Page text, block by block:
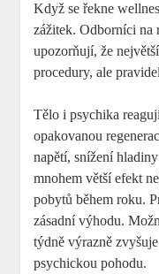
Když se řekne
zážitek. Odborníci na
upozorňují, že
procedury, ale
Tělo i psychika
opakovanou
napětí, snížení
mnohem větší efekt
pobytů během roku.
zásadní výhodu.
týdně výrazně
psychickou pohodu.